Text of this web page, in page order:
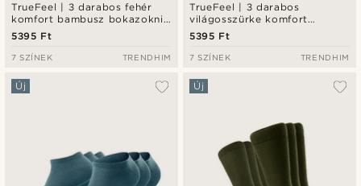
TrueFeel | 3 darabos fehér
komfort bambusz bokazokni
szett
5395 Ft
7 SZÍNEK TRENDHIM
TrueFeel | 3 darabos
világosszürke komfort
bambusz bokazokni szett
5395 Ft
7 SZÍNEK TRENDHIM
Új Új